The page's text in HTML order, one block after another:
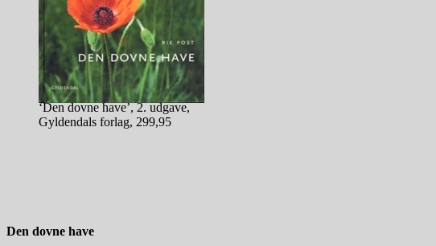
‘Den dovne have’, 2. udgave,
Gyldendals forlag, 299,95
Den dovne have